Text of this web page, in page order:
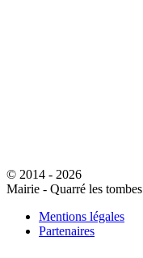
© 2014 - 2026
Mairie - Quarré les tombes
Mentions légales
Partenaires